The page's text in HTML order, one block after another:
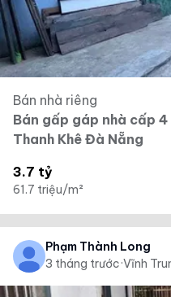
Bán nhà riêng
Bán gấp gáp nhà cấp 4
Thanh Khê Đà Nẵng
3.7 tỷ
61.7 triệu/m²
Phạm Thành Long
3 tháng trước·Vĩnh